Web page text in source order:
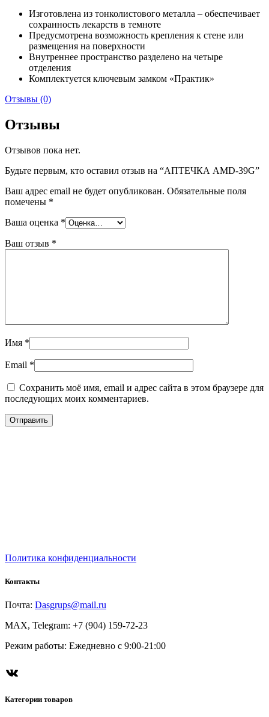
Изготовлена из тонколистового металла – обеспечивает
сохранность лекарств в темноте
Предусмотрена возможность крепления к стене или
размещения на поверхности
Внутреннее пространство разделено на четыре
отделения
Комплектуется ключевым замком «Практик»
Отзывы (0)
Отзывы
Отзывов пока нет.
Будьте первым, кто оставил отзыв на “АПТЕЧКА AMD-39G”
Ваш адрес email не будет опубликован. Обязательные поля
помечены *
Ваша оценка *
Ваш отзыв *
Имя *
Email *
Сохранить моё имя, email и адрес сайта в этом браузере для
последующих моих комментариев.
Политика конфиденциальности
Контакты
Почта: Dasgrups@mail.ru
MAX, Telegram: +7 (904) 159-72-23
Режим работы: Ежедневно с 9:00-21:00
Категории товаров